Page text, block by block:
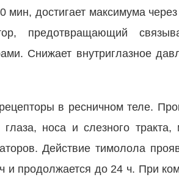
мин, достигает максимума
предотвращающий
Снижает внутриглазное
в ресничном теле.
носа и слезного
Действие тимолола
и продолжается до 24 ч. При